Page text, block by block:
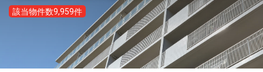
該当物件数9,959件